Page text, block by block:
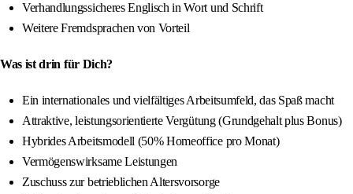
Verhandlungssicheres Englisch in Wort und Schrift
Weitere Fremdsprachen von Vorteil
Was ist drin für Dich?
Ein internationales und vielfältiges Arbeitsumfeld, das Spaß macht
Attraktive, leistungsorientierte Vergütung (Grundgehalt plus Bonus)
Hybrides Arbeitsmodell (50% Homeoffice pro Monat)
Vermögenswirksame Leistungen
Zuschuss zur betrieblichen Altersvorsorge